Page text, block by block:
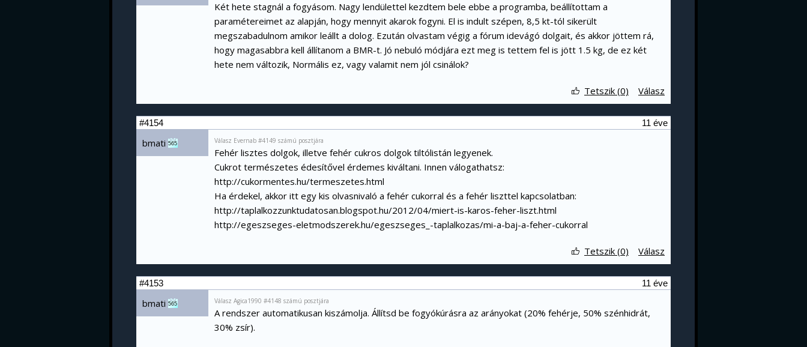
Két hete stagnál a fogyásom. Nagy lendülettel kezdtem bele ebbe a programba, beállítottam a
paramétereimet az alapján, hogy mennyit akarok fogyni. El is indult szépen, 8,5 kt-tól sikerült
megszabadulnom amikor leállt a dolog. Ezután olvastam végig a fórum idevágó dolgait, és akkor jöttem rá,
hogy magasabbra kell állítanom a BMR-t. Jó nebuló módjára ezt meg is tettem fel is jött 1.5 kg, de ez két
hete nem változik, Normális ez, vagy valamit nem jól csinálok?
Válasz
Tetszik (0)
11 éve
#4154
bmati 565 Válasz Evernab #4149 számú posztjára
Fehér lisztes dolgok, illetve fehér cukros dolgok tiltólistán legyenek.
Cukrot természetes édesítővel érdemes kiváltani. Innen válogathatsz:
http://cukormentes.hu/termeszetes.html
Ha érdekel, akkor itt egy kis olvasnivaló a fehér cukorral és a fehér liszttel kapcsolatban:
http://taplalkozzunktudatosan.blogspot.hu/2012/04/miert-is-karos-feher-liszt.html
http://egeszseges-eletmodszerek.hu/egeszseges_-taplalkozas/mi-a-baj-a-feher-cukorral
Válasz
Tetszik (0)
11 éve
#4153
bmati 565 Válasz Agica1990 #4148 számú posztjára
A rendszer automatikusan kiszámolja. Állítsd be fogyókúrásra az arányokat (20% fehérje, 50% szénhidrát,
30% zsír).